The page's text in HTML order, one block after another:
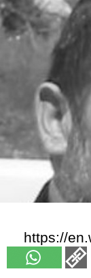
https://